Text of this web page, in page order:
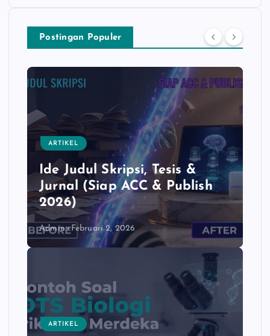
Postingan Populer
ARTIKEL
Ide Judul Skripsi, Tesis &
Jurnal (Siap ACC & Publish
2026)
Admin Februari 2, 2026
ARTIKEL